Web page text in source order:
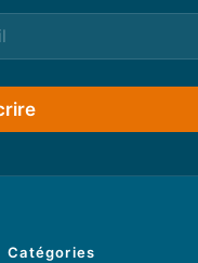
Catégories